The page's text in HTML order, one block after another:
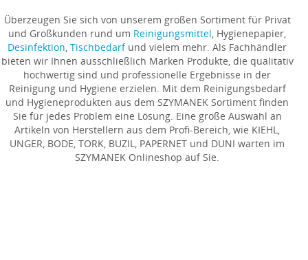
Überzeugen Sie sich von unserem großen Sortiment für Privat
und Großkunden rund um Reinigungsmittel, Hygienepapier,
Desinfektion, Tischbedarfund vielem mehr. Als Fachhändler
bieten wir Ihnen ausschließlich Marken Produkte, die qualitativ
hochwertig sind und professionelle Ergebnisse in der
Reinigung und Hygiene erzielen. Mit dem Reinigungsbedarf
und Hygieneprodukten aus dem SZYMANEK Sortiment finden
Sie für jedes Problem eine Lösung. Eine große Auswahl an
Artikeln von Herstellern aus dem Profi-Bereich, wie KIEHL,
UNGER, BODE, TORK, BUZIL, PAPERNET und DUNI warten im
SZYMANEK Onlineshop auf Sie.